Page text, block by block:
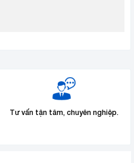
Tư vấn tận tâm, chuyên nghiệp.